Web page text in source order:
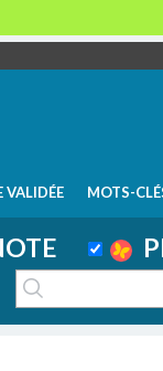
VALIDÉE MOTS-